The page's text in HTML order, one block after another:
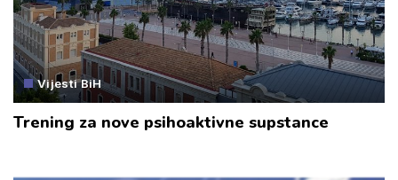
Vijesti BiH
Trening za nove psihoaktivne supstance